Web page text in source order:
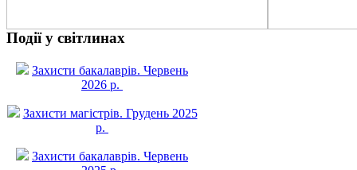
Події у світлинах
Захисти бакалаврів. Червень
2026 р.
Захисти магістрів. Грудень 2025
р.
Захисти бакалаврів. Червень